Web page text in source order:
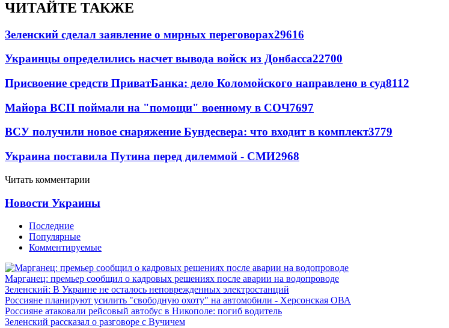
ЧИТАЙТЕ ТАКЖЕ
Зеленский сделал заявление о мирных переговорах29616
Украинцы определились насчет вывода войск из Донбасса22700
Присвоение средств ПриватБанка: дело Коломойского направлено в суд8112
Майора ВСП поймали на "помощи" военному в СОЧ7697
ВСУ получили новое снаряжение Бундесвера: что входит в комплект3779
Украина поставила Путина перед дилеммой - СМИ2968
Читать комментарии
Новости Украины
Последние
Популярные
Комментируемые
Марганец: премьер сообщил о кадровых решениях после аварии на водопроводе
Зеленский: В Украине не осталось неповрежденных электростанций
Россияне планируют усилить "свободную охоту" на автомобили - Херсонская ОВА
Россияне атаковали рейсовый автобус в Никополе: погиб водитель
Зеленский рассказал о разговоре с Вучичем